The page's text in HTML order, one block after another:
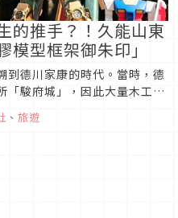
的推手？！久能山東
型框架御朱印」
到德川家康的時代。當時，德
「駿府城」，因此大量木工匠
外國製塑膠模型開始輸入日
、 旅遊